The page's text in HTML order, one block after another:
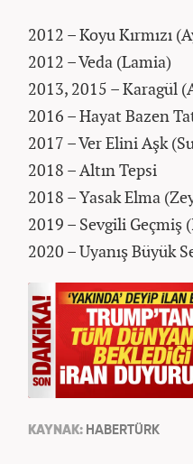
2012 – Koyu Kırmızı
2012 – Veda (Lamia)
2013, 2015 – Karagül
2016 – Hayat Bazen
2017 – Ver Elini Aşk
2018 – Altın Tepsi
2018 – Yasak Elma
2019 – Sevgili Geçmiş
2020 – Uyanış Büyük
KAYNAK: HABERTÜRK